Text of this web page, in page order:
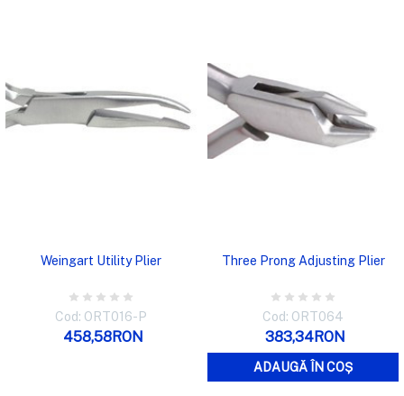
Weingart Utility Plier
Cod: ORT016-P
458,58RON
Three Prong Adjusting Plier
Cod: ORT064
383,34RON
ADAUGĂ ÎN COȘ